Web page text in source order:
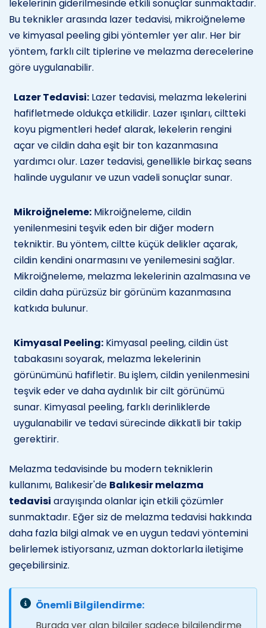
lekelerinin giderilmesinde etkili sonuçlar sunmaktadır.
Bu teknikler arasında lazer tedavisi, mikroiğneleme
ve kimyasal peeling gibi yöntemler yer alır. Her bir
yöntem, farklı cilt tiplerine ve melazma derecelerine
göre uygulanabilir.
Lazer Tedavisi: Lazer tedavisi, melazma lekelerini
hafifletmede oldukça etkilidir. Lazer ışınları, ciltteki
koyu pigmentleri hedef alarak, lekelerin rengini
açar ve cildin daha eşit bir ton kazanmasına
yardımcı olur. Lazer tedavisi, genellikle birkaç seans
halinde uygulanır ve uzun vadeli sonuçlar sunar.
Mikroiğneleme: Mikroiğneleme, cildin
yenilenmesini teşvik eden bir diğer modern
tekniktir. Bu yöntem, ciltte küçük delikler açarak,
cildin kendini onarmasını ve yenilemesini sağlar.
Mikroiğneleme, melazma lekelerinin azalmasına ve
cildin daha pürüzsüz bir görünüm kazanmasına
katkıda bulunur.
Kimyasal Peeling: Kimyasal peeling, cildin üst
tabakasını soyarak, melazma lekelerinin
görünümünü hafifletir. Bu işlem, cildin yenilenmesini
teşvik eder ve daha aydınlık bir cilt görünümü
sunar. Kimyasal peeling, farklı derinliklerde
uygulanabilir ve tedavi sürecinde dikkatli bir takip
gerektirir.
Melazma tedavisinde bu modern tekniklerin
kullanımı, Balıkesir'de Balıkesir melazma
tedavisi arayışında olanlar için etkili çözümler
sunmaktadır. Eğer siz de melazma tedavisi hakkında
daha fazla bilgi almak ve en uygun tedavi yöntemini
belirlemek istiyorsanız, uzman doktorlarla iletişime
geçebilirsiniz.
Önemli Bilgilendirme:
Burada yer alan bilgiler sadece bilgilendirme